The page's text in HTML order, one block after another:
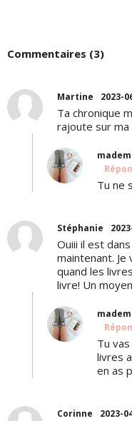
Commentaires (3)
Martine 2023-
Ta chronique
rajoute sur ma
Tu ne
Stéphanie
Ouiii il est
maintenant.
quand les
livre! Un
Tu
livres
en as
Corinne 2023-